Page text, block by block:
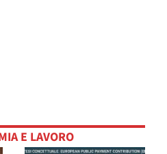
E LAVORO